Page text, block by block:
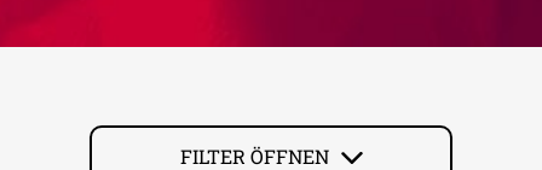
FILTER ÖFFNEN